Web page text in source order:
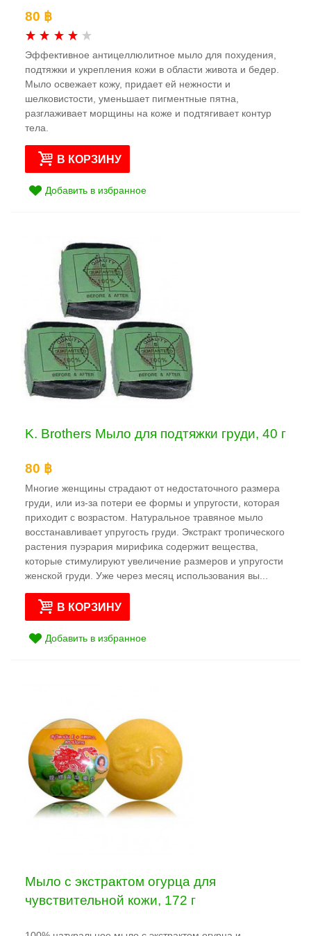
80 ฿
Эффективное антицеллюлитное мыло для похудения,
подтяжки и укрепления кожи в области живота и бедер.
Мыло освежает кожу, придает ей нежности и
шелковистости, уменьшает пигментные пятна,
разглаживает морщины на коже и подтягивает контур
тела.
В КОРЗИНУ
Добавить в избранное
K. Brothers Мыло для подтяжки груди, 40 г
80 ฿
Многие женщины страдают от недостаточного размера
груди, или из-за потери ее формы и упругости, которая
приходит с возрастом. Натуральное травяное мыло
восстанавливает упругость груди. Экстракт тропического
растения пуэрария мирифика содержит вещества,
которые стимулируют увеличение размеров и упругости
женской груди. Уже через месяц использования вы...
В КОРЗИНУ
Добавить в избранное
Мыло с экстрактом огурца для
чувствительной кожи, 172 г